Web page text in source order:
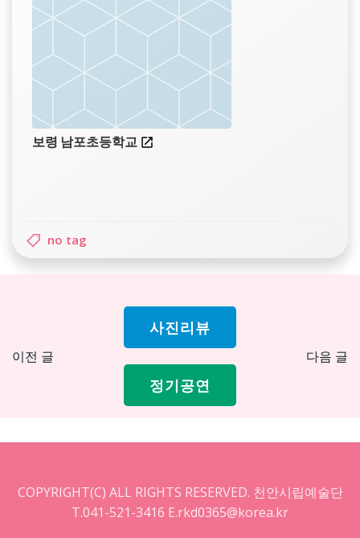
보령 남포초등학교
no tag
Post
navigation
이전 글
사진리뷰
정기공연
다음 글
COPYRIGHT(C) ALL RIGHTS RESERVED. 천안시립예술단
T.041-521-3416 E.rkd0365@korea.kr